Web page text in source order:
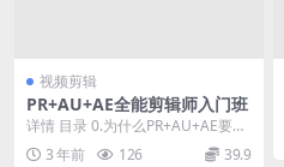
视频剪辑
PR+AU+AE全能剪辑师入门班
详情 目录 0.为什么PR+AU+AE要一
起学效果才好？00:04:10免费 1...
3 年前 126 39.9